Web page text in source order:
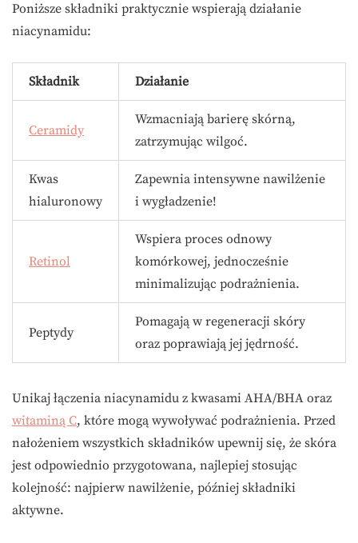
Poniższe składniki praktycznie wspierają działanie
niacynamidu:
Składnik Działanie
Ceramidy
Wzmacniają barierę skórną,
zatrzymując wilgoć.
Kwas
hialuronowy
Zapewnia intensywne nawilżenie
i wygładzenie!
Retinol
Wspiera proces odnowy
komórkowej, jednocześnie
minimalizując podrażnienia.
Peptydy
Pomagają w regeneracji skóry
oraz poprawiają jej jędrność.
Unikaj łączenia niacynamidu z kwasami AHA/BHA oraz
witaminą C, które mogą wywoływać podrażnienia. Przed
nałożeniem wszystkich składników upewnij się, że skóra
jest odpowiednio przygotowana, najlepiej stosując
kolejność: najpierw nawilżenie, później składniki
aktywne.